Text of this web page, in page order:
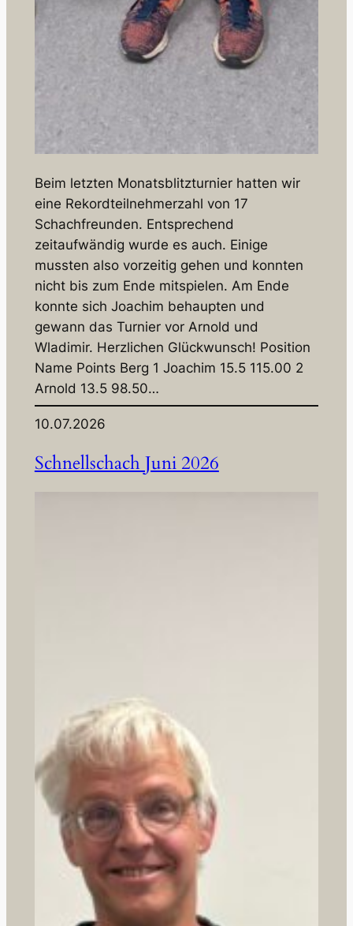
Beim letzten Monatsblitzturnier hatten wir
eine Rekordteilnehmerzahl von 17
Schachfreunden. Entsprechend
zeitaufwändig wurde es auch. Einige
mussten also vorzeitig gehen und konnten
nicht bis zum Ende mitspielen. Am Ende
konnte sich Joachim behaupten und
gewann das Turnier vor Arnold und
Wladimir. Herzlichen Glückwunsch! Position
Name Points Berg 1 Joachim 15.5 115.00 2
Arnold 13.5 98.50…
10.07.2026
Schnellschach Juni 2026